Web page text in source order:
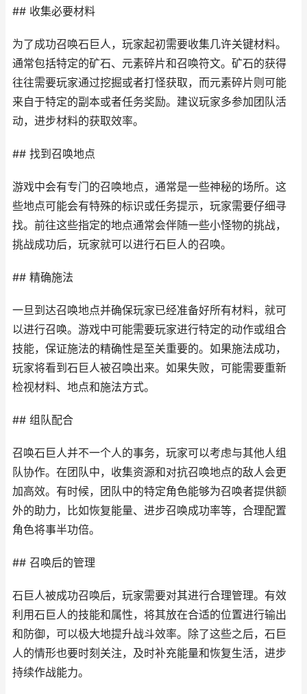
## 收集必要材料
为了成功召唤石巨人，玩家起初需要收集几许关键材料。
通常包括特定的矿石、元素碎片和召唤符文。矿石的获得
往往需要玩家通过挖掘或者打怪获取，而元素碎片则可能
来自于特定的副本或者任务奖励。建议玩家多参加团队活
动，进步材料的获取效率。
## 找到召唤地点
游戏中会有专门的召唤地点，通常是一些神秘的场所。这
些地点可能会有特殊的标识或任务提示，玩家需要仔细寻
找。前往这些指定的地点通常会伴随一些小怪物的挑战，
挑战成功后，玩家就可以进行石巨人的召唤。
## 精确施法
一旦到达召唤地点并确保玩家已经准备好所有材料，就可
以进行召唤。游戏中可能需要玩家进行特定的动作或组合
技能，保证施法的精确性是至关重要的。如果施法成功，
玩家将看到石巨人被召唤出来。如果失败，可能需要重新
检视材料、地点和施法方式。
## 组队配合
召唤石巨人并不一个人的事务，玩家可以考虑与其他人组
队协作。在团队中，收集资源和对抗召唤地点的敌人会更
加高效。有时候，团队中的特定角色能够为召唤者提供额
外的助力，比如恢复能量、进步召唤成功率等，合理配置
角色将事半功倍。
## 召唤后的管理
石巨人被成功召唤后，玩家需要对其进行合理管理。有效
利用石巨人的技能和属性，将其放在合适的位置进行输出
和防御，可以极大地提升战斗效率。除了这些之后，石巨
人的情形也要时刻关注，及时补充能量和恢复生活，进步
持续作战能力。